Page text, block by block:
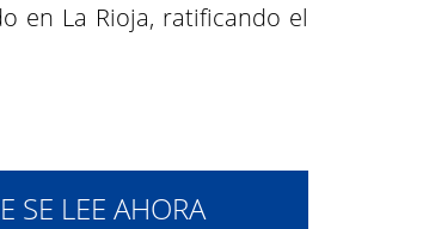
en La Rioja, ratificando el
SE LEE AHORA